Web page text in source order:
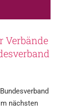
Verbände
nächsten